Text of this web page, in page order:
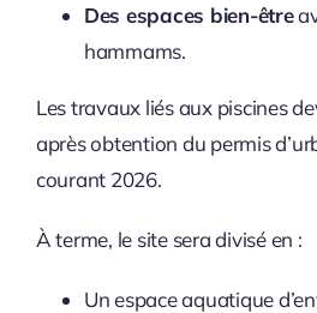
Des espaces bien-être
hammams.
Les travaux liés aux piscines
après obtention du permis
courant 2026.
À terme, le site sera divisé en :
Un espace aquatique